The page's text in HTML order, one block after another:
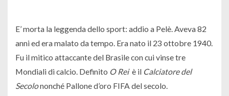
E’ morta la leggenda dello sport: addio a Pelè. Aveva 82
anni ed era malato da tempo. Era nato il 23 ottobre 1940.
Fu il mitico attaccante del Brasile con cui vinse tre
Mondiali di calcio. Definito O Reiè il Calciatore del
Secolononché Pallone d’oro FIFA del secolo.